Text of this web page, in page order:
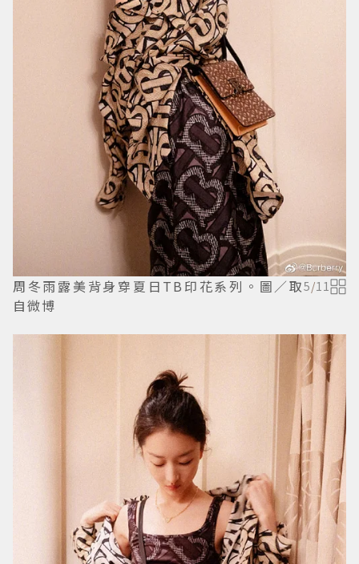
周冬雨露美背身穿夏日TB印花系列。圖／取
自微博
5/11